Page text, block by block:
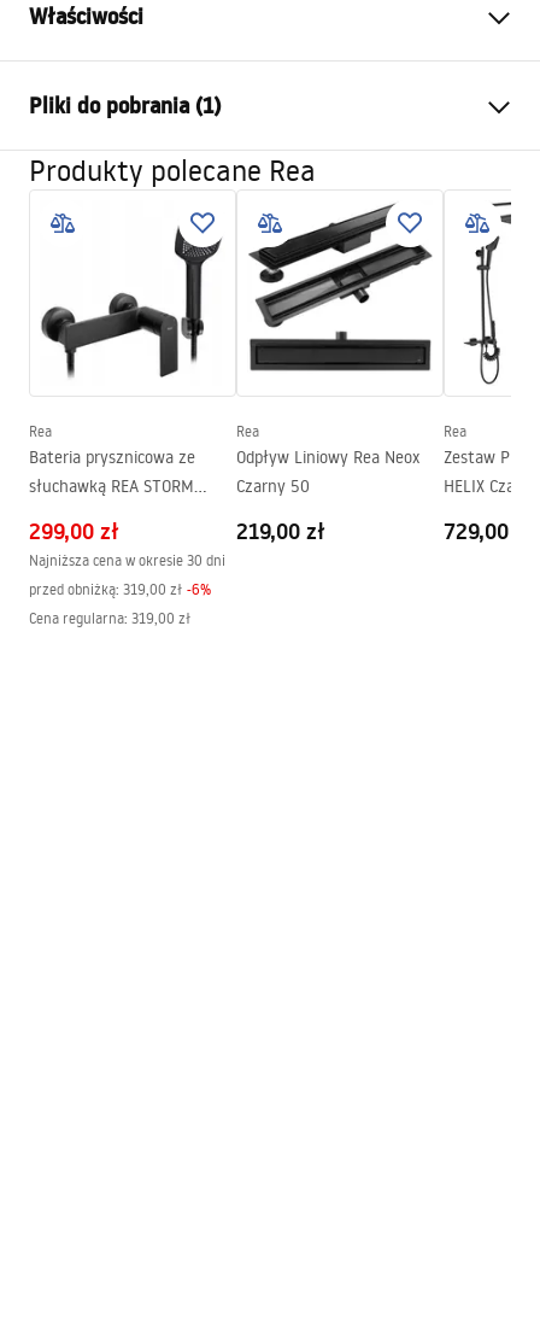
Właściwości
Rozmiar drzwi
Kierunek drzwi
Uniwersalne
Grubość szkła
4 mm
Wysokość drzwi
195cm
Materiał profili
Aluminium
Materiał uchwytów
Mosiądz
Powłoka Easy Clean
Tak
Regulacja na profilach
785 - 805 mm
Zestaw uszczelek w komplecie
Tak
Możliwość montażu bez
brodzika
Tak
Gwarancja
Pliki do pobrania (1)
Instrukcja montażu
Instrukcja drzwi rapid fold.pdf
Produkty polecane Rea
Rea
Bateria prysznicowa ze
słuchawką REA STORM
299,00 zł
Najniższa cena w okresie 30 dni
przed obniżką: 319,00 zł -6%
Cena regularna: 319,00 zł
Rea
Odpływ Liniowy Rea Neox
Czarny 50
219,00 zł
Rea
Zestaw
HELIX Czarny
729,00 zł